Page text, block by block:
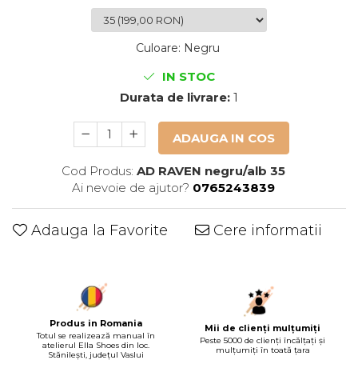
Culoare: Negru
IN STOC
Durata de livrare: 1
ADAUGA IN COS
Cod Produs: AD RAVEN negru/alb 35
Ai nevoie de ajutor? 0765243839
Adauga la Favorite Cere informatii
Produs in Romania
Totul se realizează manual în
atelierul Ella Shoes din loc.
Stănilești, județul Vaslui
Mii de clienți mulțumiți
Peste 5000 de clienți încălțați și
mulțumiți în toată țara